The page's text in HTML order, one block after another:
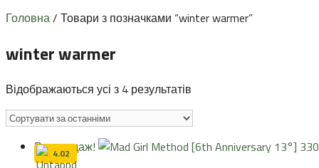
Головна/ Товари з позначками “winter warmer”
winter warmer
Відображаються усі з 4 результатів
by
latest
Розпродаж!
4.02